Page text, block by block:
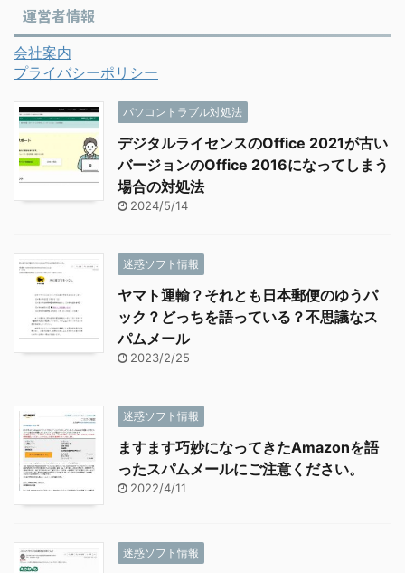
運営者情報
会社案内
プライバシーポリシー
パソコントラブル対処法
デジタルライセンスのOffice 2021が古い
バージョンのOffice 2016になってしまう
場合の対処法
2024/5/14
迷惑ソフト情報
ヤマト運輸？それとも日本郵便のゆうパ
ック？どっちを語っている？不思議なス
パムメール
2023/2/25
迷惑ソフト情報
ますます巧妙になってきたAmazonを語
ったスパムメールにご注意ください。
2022/4/11
迷惑ソフト情報